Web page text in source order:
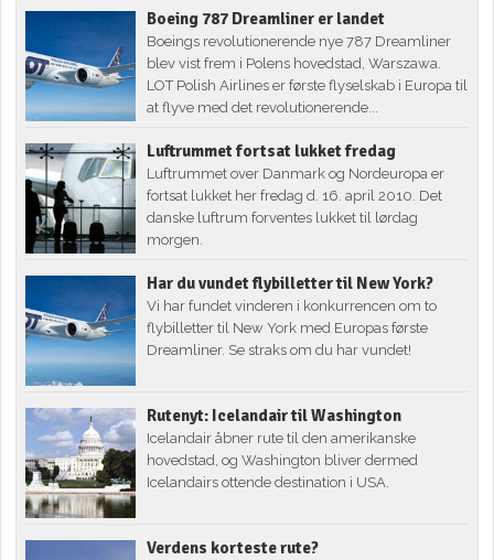
Boeing 787 Dreamliner er landet
Boeings revolutionerende nye 787 Dreamliner
blev vist frem i Polens hovedstad, Warszawa.
LOT Polish Airlines er første flyselskab i Europa til
at flyve med det revolutionerende...
Luftrummet fortsat lukket fredag
Luftrummet over Danmark og Nordeuropa er
fortsat lukket her fredag d. 16. april 2010. Det
danske luftrum forventes lukket til lørdag
morgen.
Har du vundet flybilletter til New York?
Vi har fundet vinderen i konkurrencen om to
flybilletter til New York med Europas første
Dreamliner. Se straks om du har vundet!
Rutenyt: Icelandair til Washington
Icelandair åbner rute til den amerikanske
hovedstad, og Washington bliver dermed
Icelandairs ottende destination i USA.
Verdens korteste rute?